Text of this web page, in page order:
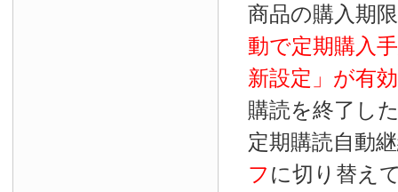
商品の購入期
動で定期購入
新設定」が有効
購読を終了し
定期購読自動
フ に切り替え